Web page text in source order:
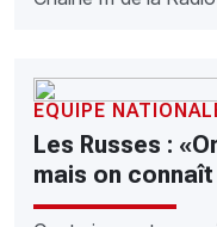
EQUIPE
Les Russes :
mais on connaît